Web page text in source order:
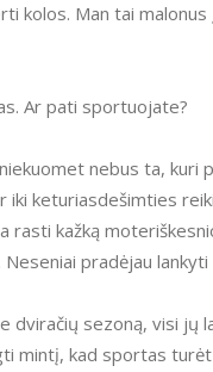
kolos. Man tai
Ar pati sportuojate?
nebus ta,
iki keturiasdešimties
rasti kažką
pradėjau
dviračių sezoną, visi jų
mintį, kad sportas